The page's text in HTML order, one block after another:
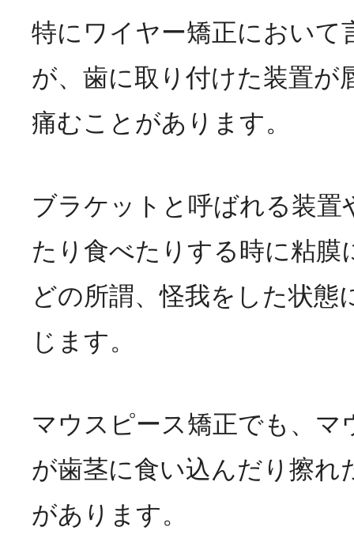
特にワイヤー矯正において
が、歯に取り付けた装置が
痛むことがあります。
ブラケットと呼ばれる装置
たり食べたりする時に粘膜
どの所謂、怪我をした状態
じます。
マウスピース矯正でも、マ
が歯茎に食い込んだり擦れ
があります。